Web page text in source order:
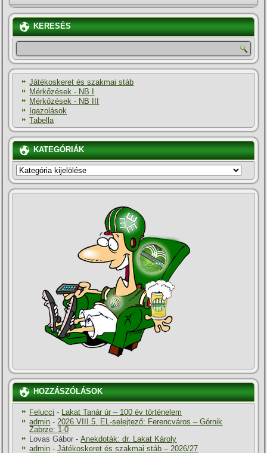
KERESÉS
Játékoskeret és szakmai stáb
Mérkőzések - NB I
Mérkőzések - NB III
Igazolások
Tabella
KATEGÓRIÁK
KATEGÓRIÁK
HOZZÁSZÓLÁSOK
Felucci - Lakat Tanár úr – 100 év történelem
admin -2026.VIII.5. EL-selejtező: Ferencváros – Górnik
Zabrze: 1-0
Lovas Gábor -Anekdoták: dr. Lakat Károly
admin -Játékoskeret és szakmai stáb – 2026/27